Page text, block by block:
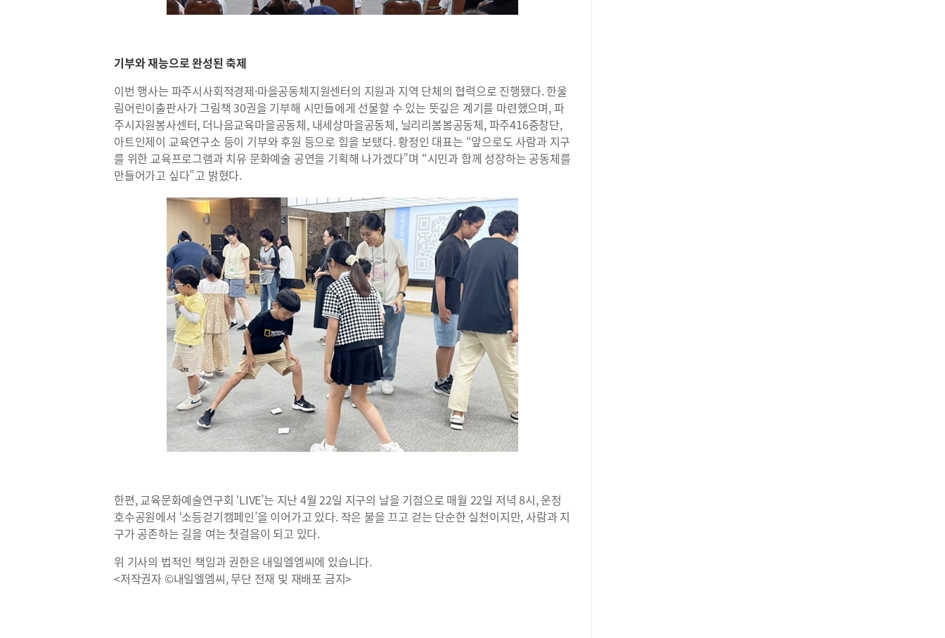
기부와 재능으로 완성된 축제
이번 행사는 파주시사회적경제·마을공동체지원센터의 지원과 지역 단체의 협력으로 진행됐다. 한울
림어린이출판사가 그림책 30권을 기부해 시민들에게 선물할 수 있는 뜻깊은 계기를 마련했으며, 파
주시자원봉사센터, 더나음교육마을공동체, 내세상마을공동체, 닐리리봄봄공동체, 파주416중창단,
아트인제이 교육연구소 등이 기부와 후원 등으로 힘을 보탰다. 황정인 대표는 “앞으로도 사람과 지구
를 위한 교육프로그램과 치유 문화예술 공연을 기획해 나가겠다”며 “시민과 함께 성장하는 공동체를
만들어가고 싶다”고 밝혔다.
한편, 교육문화예술연구회 ‘LIVE’는 지난 4월 22일 지구의 날을 기점으로 매월 22일 저녁 8시, 운정
호수공원에서 ‘소등걷기캠페인’을 이어가고 있다. 작은 불을 끄고 걷는 단순한 실천이지만, 사람과 지
구가 공존하는 길을 여는 첫걸음이 되고 있다.
위 기사의 법적인 책임과 권한은 내일엘엠씨에 있습니다.
<저작권자 ©내일엘엠씨, 무단 전재 및 재배포 금지>